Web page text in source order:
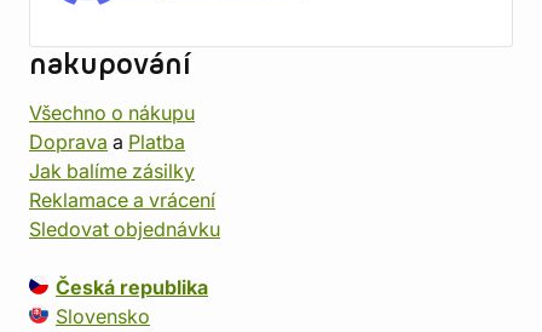
nakupování
Všechno o nákupu
Doprava a Platba
Jak balíme zásilky
Reklamace a vrácení
Sledovat objednávku
Česká republika
Slovensko